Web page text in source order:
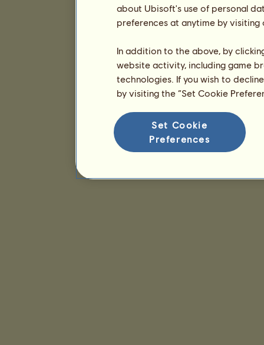
about Ubisoft's use of personal
preferences at anytime by
In addition to the above, by
website activity, including game
technologies. If you wish to
by visiting the “Set Cookie
Set Cookie
Preferences